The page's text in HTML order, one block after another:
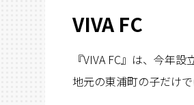
VIVA FC
『VIVA FC』は、今年
地元の東浦町の子だけ